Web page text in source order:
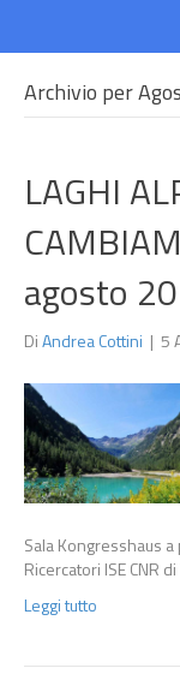
Archivio per
LAGHI
agosto
DiAndrea Cottini | 5
Sala Kongresshaus
Ricercatori ISE CNR
Leggi tutto